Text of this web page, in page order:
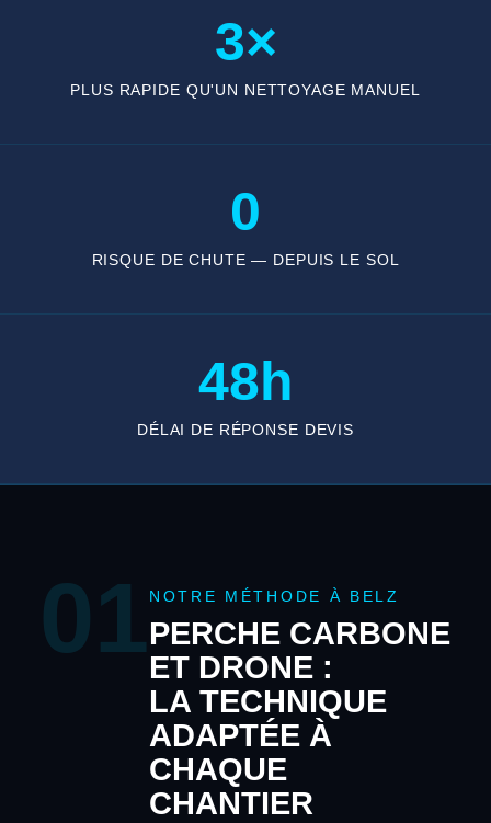
3×
PLUS RAPIDE QU'UN NETTOYAGE MANUEL
0
RISQUE DE CHUTE — DEPUIS LE SOL
48h
DÉLAI DE RÉPONSE DEVIS
01 NOTRE MÉTHODE À BELZ
PERCHE CARBONE
ET DRONE :
LA TECHNIQUE
ADAPTÉE À
CHAQUE
CHANTIER